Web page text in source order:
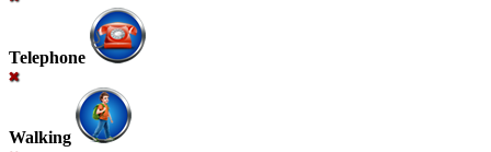
Telephone
Walking